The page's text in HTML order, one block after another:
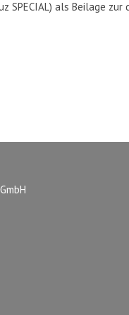
SPECIAL) als Beilage